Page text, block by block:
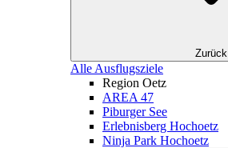
Zurück
Alle Ausflugsziele
Region Oetz
AREA 47
Piburger See
Erlebnisberg Hochoetz
Ninja Park Hochoetz